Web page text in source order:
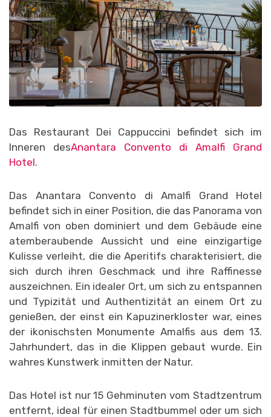
Das Restaurant Dei Cappuccini befindet sich im
Inneren desAnantara Convento di Amalfi Grand
Hotel.
Das Anantara Convento di Amalfi Grand Hotel
befindet sich in einer Position, die das Panorama von
Amalfi von oben dominiert und dem Gebäude eine
atemberaubende Aussicht und eine einzigartige
Kulisse verleiht, die die Aperitifs charakterisiert, die
sich durch ihren Geschmack und ihre Raffinesse
auszeichnen. Ein idealer Ort, um sich zu entspannen
und Typizität und Authentizität an einem Ort zu
genießen, der einst ein Kapuzinerkloster war, eines
der ikonischsten Monumente Amalfis aus dem 13.
Jahrhundert, das in die Klippen gebaut wurde. Ein
wahres Kunstwerk inmitten der Natur.
Das Hotel ist nur 15 Gehminuten vom Stadtzentrum
entfernt, ideal für einen Stadtbummel oder um sich